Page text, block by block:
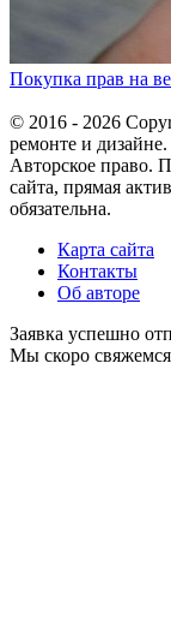
Покупка прав на
© 2016 - 2026
ремонте и дизайне.
Авторское право.
сайта, прямая
обязательна.
Карта сайта
Контакты
Об авторе
Заявка успешно
Мы скоро